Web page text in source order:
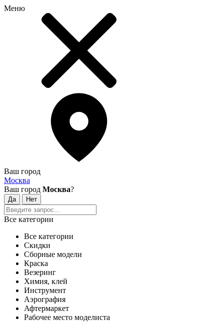
Меню
Ваш город
Москва
Ваш город Москва?
Все категории
Все категории
Скидки
Сборные модели
Краска
Везеринг
Химия, клей
Инструмент
Аэрография
Афтермаркет
Рабочее место моделиста